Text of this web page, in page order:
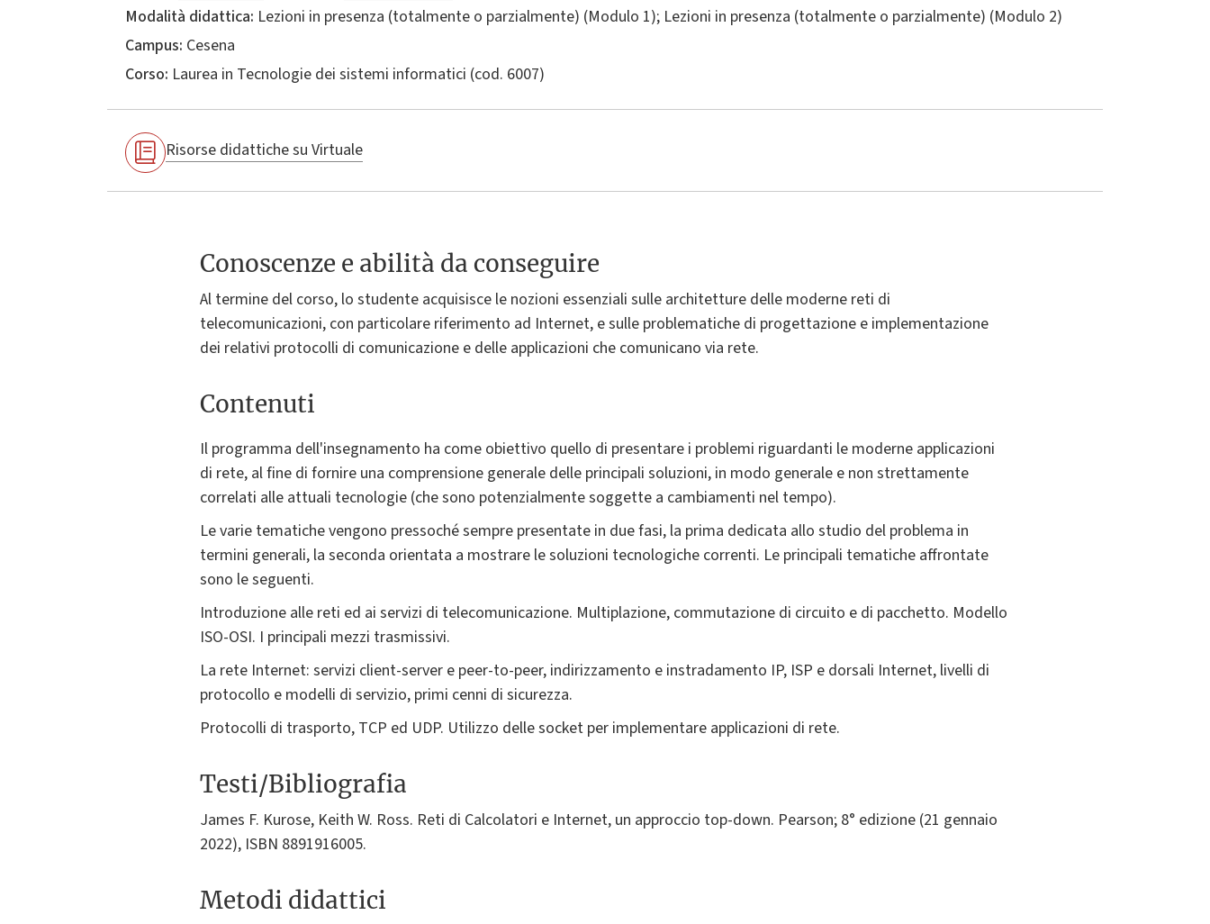
Modalità didattica: Lezioni in presenza (totalmente o parzialmente) (Modulo 1); Lezioni in presenza (totalmente o parzialmente) (Modulo 2)
Campus: Cesena
Corso: Laurea in Tecnologie dei sistemi informatici (cod. 6007)
Risorse didattiche su Virtuale
Conoscenze e abilità da conseguire
Al termine del corso, lo studente acquisisce le nozioni essenziali sulle architetture delle moderne reti di
telecomunicazioni, con particolare riferimento ad Internet, e sulle problematiche di progettazione e implementazione
dei relativi protocolli di comunicazione e delle applicazioni che comunicano via rete.
Contenuti
Il programma dell'insegnamento ha come obiettivo quello di presentare i problemi riguardanti le moderne applicazioni
di rete, al fine di fornire una comprensione generale delle principali soluzioni, in modo generale e non strettamente
correlati alle attuali tecnologie (che sono potenzialmente soggette a cambiamenti nel tempo).
Le varie tematiche vengono pressoché sempre presentate in due fasi, la prima dedicata allo studio del problema in
termini generali, la seconda orientata a mostrare le soluzioni tecnologiche correnti. Le principali tematiche affrontate
sono le seguenti.
Introduzione alle reti ed ai servizi di telecomunicazione. Multiplazione, commutazione di circuito e di pacchetto. Modello
ISO-OSI. I principali mezzi trasmissivi.
La rete Internet: servizi client-server e peer-to-peer, indirizzamento e instradamento IP, ISP e dorsali Internet, livelli di
protocollo e modelli di servizio, primi cenni di sicurezza.
Protocolli di trasporto, TCP ed UDP. Utilizzo delle socket per implementare applicazioni di rete.
Testi/Bibliografia
James F. Kurose, Keith W. Ross. Reti di Calcolatori e Internet, un approccio top-down. Pearson; 8° edizione (21 gennaio
2022), ISBN 8891916005.
Metodi didattici